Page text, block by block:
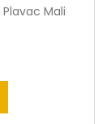
Plavac Mali